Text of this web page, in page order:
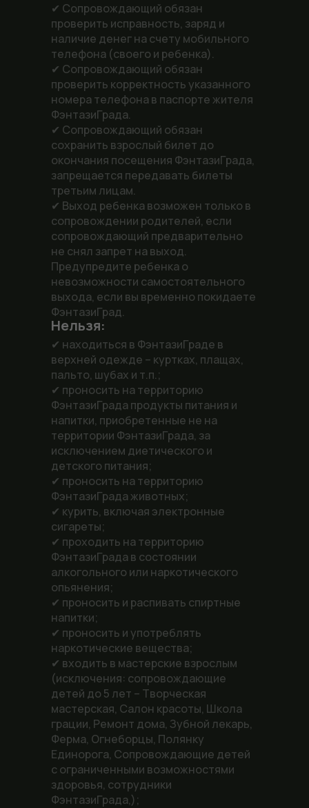
✔ Сопровождающий обязан
проверить исправность, заряд и
наличие денег на счету мобильного
телефона (своего и ребенка).
✔ Сопровождающий обязан
проверить корректность указанного
номера телефона в паспорте жителя
ФэнтазиГрада.
✔ Сопровождающий обязан
сохранить взрослый билет до
окончания посещения ФэнтазиГрада,
запрещается передавать билеты
третьим лицам.
✔ Выход ребенка возможен только в
сопровождении родителей, если
сопровождающий предварительно
не снял запрет на выход.
Предупредите ребенка о
невозможности самостоятельного
выхода, если вы временно покидаете
ФэнтазиГрад.
Нельзя:
✔ находиться в ФэнтазиГраде в
верхней одежде – куртках, плащах,
пальто, шубах и т.п.;
✔ проносить на территорию
ФэнтазиГрада продукты питания и
напитки, приобретенные не на
территории ФэнтазиГрада, за
исключением диетического и
детского питания;
✔ проносить на территорию
ФэнтазиГрада животных;
✔ курить, включая электронные
сигареты;
✔ проходить на территорию
ФэнтазиГрада в состоянии
алкогольного или наркотического
опьянения;
✔ проносить и распивать спиртные
напитки;
✔ проносить и употреблять
наркотические вещества;
✔ входить в мастерские взрослым
(исключения: сопровождающие
детей до 5 лет – Творческая
мастерская, Салон красоты, Школа
грации, Ремонт дома, Зубной лекарь,
Ферма, Огнеборцы, Полянку
Единорога, Сопровождающие детей
с ограниченными возможностями
здоровья, сотрудники
ФэнтазиГрада,);